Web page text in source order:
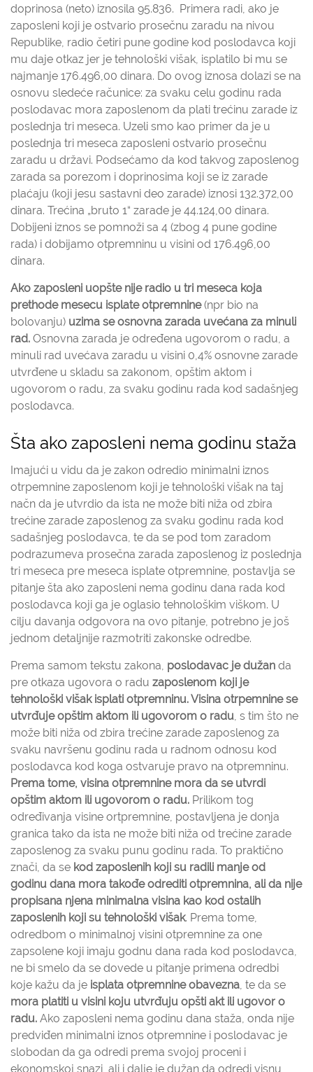
doprinosa (neto) iznosila 95.836. Primera radi, ako je
zaposleni koji je ostvario prosečnu zaradu na nivou
Republike, radio četiri pune godine kod poslodavca koji
mu daje otkaz jer je tehnološki višak, isplatilo bi mu se
najmanje 176.496,00 dinara. Do ovog iznosa dolazi se na
osnovu sledeće računice: za svaku celu godinu rada
poslodavac mora zaposlenom da plati trećinu zarade iz
poslednja tri meseca. Uzeli smo kao primer da je u
poslednja tri meseca zaposleni ostvario prosečnu
zaradu u državi. Podsećamo da kod takvog zaposlenog
zarada sa porezom i doprinosima koji se iz zarade
plaćaju (koji jesu sastavni deo zarade) iznosi 132.372,00
dinara. Trećina „bruto 1“ zarade je 44.124,00 dinara.
Dobijeni iznos se pomnoži sa 4 (zbog 4 pune godine
rada) i dobijamo otpremninu u visini od 176.496,00
dinara.
Ako zaposleni uopšte nije radio u tri meseca koja
prethode mesecu isplate otpremnine(npr bio na
bolovanju) uzima se osnovna zarada uvećana za minuli
rad. Osnovna zarada je određena ugovorom o radu, a
minuli rad uvećava zaradu u visini 0,4% osnovne zarade
utvrđene u skladu sa zakonom, opštim aktom i
ugovorom o radu, za svaku godinu rada kod sadašnjeg
poslodavca.
Šta ako zaposleni nema godinu staža
Imajući u vidu da je zakon odredio minimalni iznos
otrpemnine zaposlenom koji je tehnološki višak na taj
načn da je utvrdio da ista ne može biti niža od zbira
trećine zarade zaposlenog za svaku godinu rada kod
sadašnjeg poslodavca, te da se pod tom zaradom
podrazumeva prosečna zarada zaposlenog iz poslednja
tri meseca pre meseca isplate otpremnine, postavlja se
pitanje šta ako zaposleni nema godinu dana rada kod
poslodavca koji ga je oglasio tehnološkim viškom. U
cilju davanja odgovora na ovo pitanje, potrebno je još
jednom detaljnije razmotriti zakonske odredbe.
Prema samom tekstu zakona, poslodavac je dužan da
pre otkaza ugovora o radu zaposlenom koji je
tehnološki višak isplati otpremninu. Visina otrpemnine se
utvrđuje opštim aktom ili ugovorom o radu, s tim što ne
može biti niža od zbira trećine zarade zaposlenog za
svaku navršenu godinu rada u radnom odnosu kod
poslodavca kod koga ostvaruje pravo na otpremninu.
Prema tome, visina otpremnine mora da se utvrdi
opštim aktom ili ugovorom o radu. Prilikom tog
određivanja visine ortpremnine, postavljena je donja
granica tako da ista ne može biti niža od trećine zarade
zaposlenog za svaku punu godinu rada. To praktično
znači, da se kod zaposlenih koji su radili manje od
godinu dana mora takođe odrediti otpremnina, ali da nije
propisana njena minimalna visina kao kod ostalih
zaposlenih koji su tehnološki višak. Prema tome,
odredbom o minimalnoj visini otpremnine za one
zapsolene koji imaju godnu dana rada kod poslodavca,
ne bi smelo da se dovede u pitanje primena odredbi
koje kažu da je isplata otpremnine obavezna, te da se
mora platiti u visini koju utvrđuju opšti akt ili ugovor o
radu. Ako zaposleni nema godinu dana staža, onda nije
predviđen minimalni iznos otpremnine i poslodavac je
slobodan da ga odredi prema svojoj proceni i
ekonomskoj snazi, ali i dalje je dužan da odredi visnu